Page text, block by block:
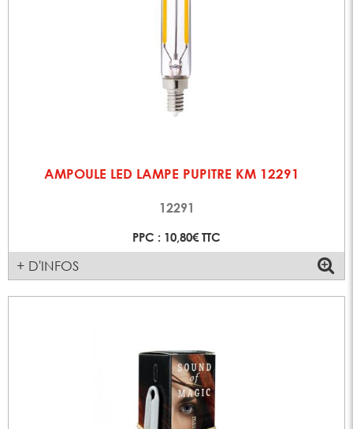
AMPOULE LED LAMPE PUPITRE KM 12291
12291
PPC : 10,80€ TTC
+ D'INFOS